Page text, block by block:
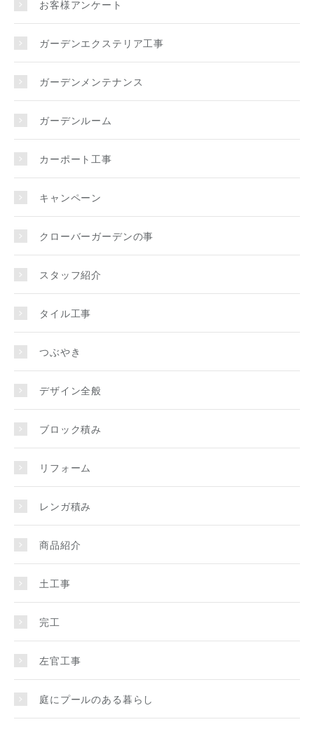
お客様アンケート
ガーデンエクステリア工事
ガーデンメンテナンス
ガーデンルーム
カーポート工事
キャンペーン
クローバーガーデンの事
スタッフ紹介
タイル工事
つぶやき
デザイン全般
ブロック積み
リフォーム
レンガ積み
商品紹介
土工事
完工
左官工事
庭にプールのある暮らし